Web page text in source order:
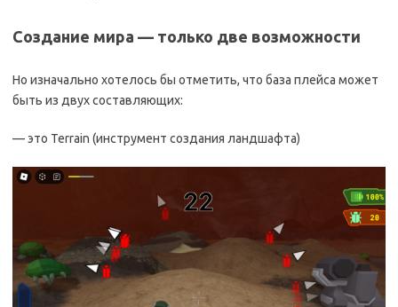
Создание мира — только две возможности
Но изначально хотелось бы отметить, что база плейса может
быть из двух составляющих:
— это Terrain (инструмент создания ландшафта)